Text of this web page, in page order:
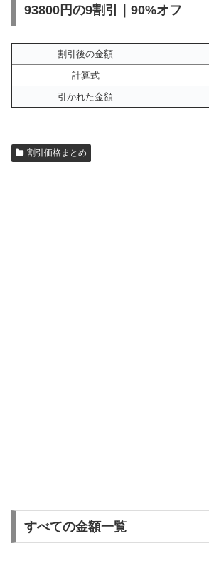
93800円の9割引｜90%オフ
割引後の金額
計算式
引かれた金額
割引価格まとめ
すべての金額一覧